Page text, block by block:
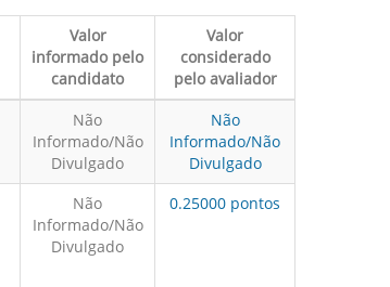
Valor
informado pelo
candidato
Valor
considerado
pelo avaliador
Não
Informado/Não
Divulgado
Não
Informado/Não
Divulgado
Não
Informado/Não
Divulgado
0.25000 pontos